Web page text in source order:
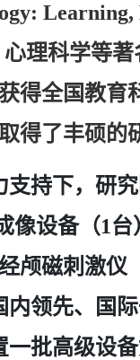
理科学等
得全国教育
得了丰硕的
支持下，研
像设备（1台
颅磁刺激仪
内领先、国
批高级设